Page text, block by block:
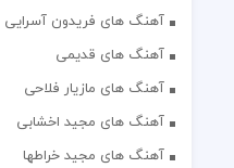
آهنگ های فریدون آسرایی
آهنگ های قدیمی
آهنگ های مازیار فلاحی
آهنگ های مجید اخشابی
آهنگ های مجید خراطها